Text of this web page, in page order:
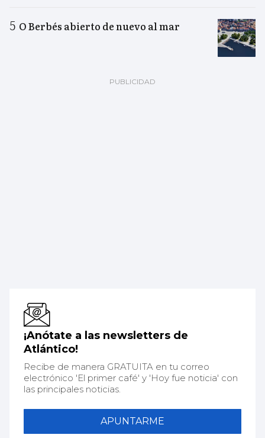
O Berbés abierto de nuevo al mar
¡Anótate a las newsletters de
Atlántico!
Recibe de manera GRATUITA en tu correo
electrónico 'El primer café' y 'Hoy fue noticia' con
las principales noticias.
APUNTARME